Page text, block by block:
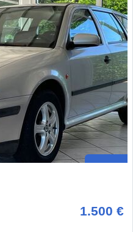
1.500 €